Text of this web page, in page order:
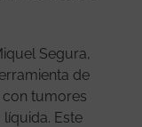
Segura,
de
tumores
Este